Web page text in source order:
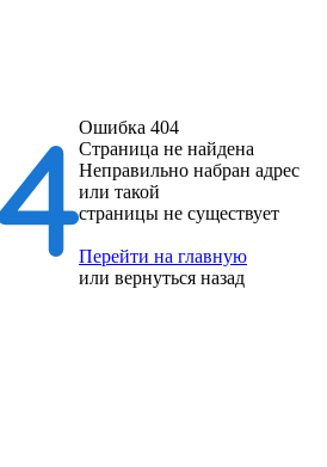
Ошибка 404
Страница не найдена
Неправильно набран адрес
или такой
страницы не существует
Перейти на главную
или вернуться назад